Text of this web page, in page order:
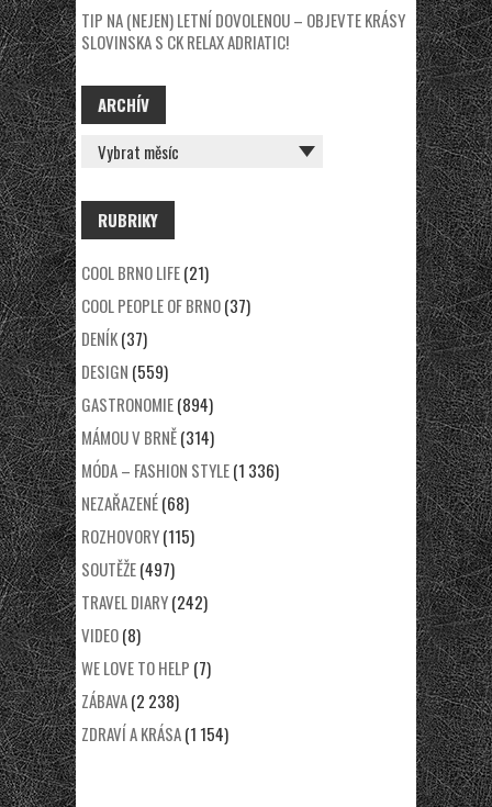
TIP NA (NEJEN) LETNÍ DOVOLENOU – OBJEVTE KRÁSY
SLOVINSKA S CK RELAX ADRIATIC!
ARCHÍV
ARCHÍV
RUBRIKY
COOL BRNO LIFE(21)
COOL PEOPLE OF BRNO(37)
DENÍK(37)
DESIGN (559)
GASTRONOMIE(894)
MÁMOU V BRNĚ(314)
MÓDA – FASHION STYLE(1 336)
NEZAŘAZENÉ(68)
ROZHOVORY(115)
SOUTĚŽE(497)
TRAVEL DIARY(242)
VIDEO(8)
WE LOVE TO HELP (7)
ZÁBAVA(2 238)
ZDRAVÍ A KRÁSA(1 154)